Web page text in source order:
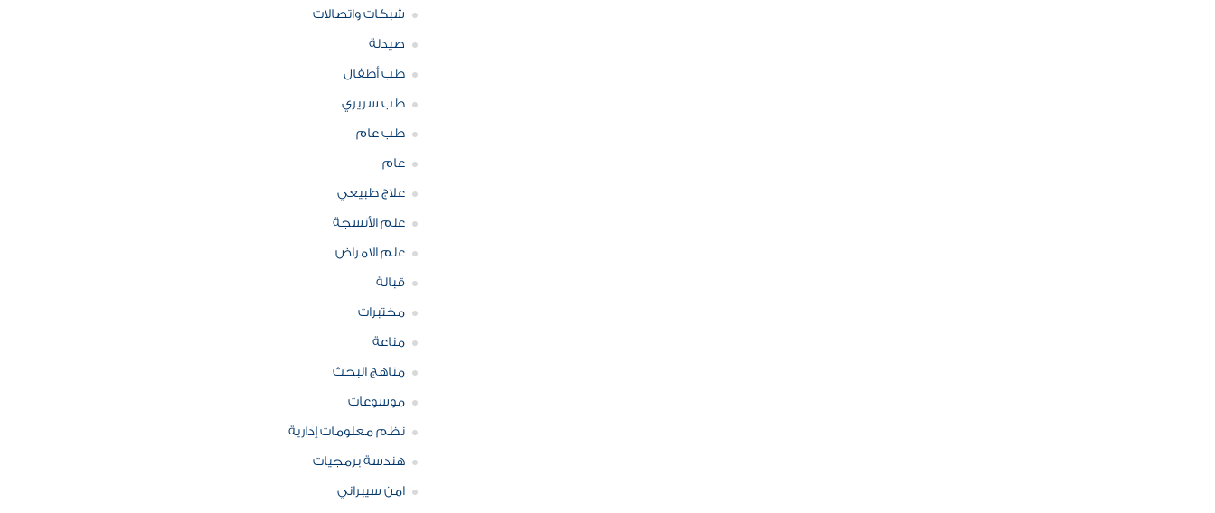
شبكات واتصالات
صيدلة
طب أطفال
طب سريري
طب عام
عام
علاج طبيعي
علم الأنسجة
علم الامراض
قبالة
مختبرات
مناعة
مناهج البحث
موسوعات
نظم معلومات إدارية
هندسة برمجيات
امن سيبراني